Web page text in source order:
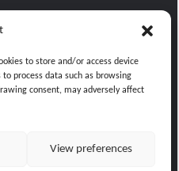
to store and/or access device
process data such as browsing
consent, may adversely affect
View preferences